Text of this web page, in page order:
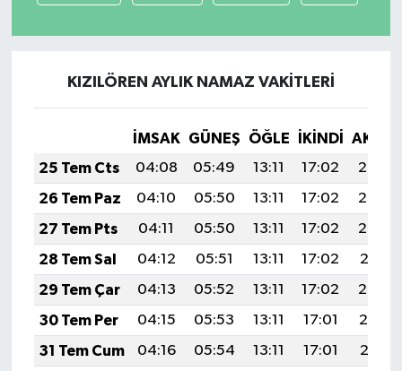
KIZILÖREN AYLIK NAMAZ VAKITLERI
İMSAK GÜNEŞ ÖĞLE İKINDI
25 Tem Cts
04:08 05:49 13:11 17:02
20:23
26 Tem Paz
04:10 05:50 13:11 17:02
20:22
27 Tem Pts
04:11 05:50 13:11 17:02
20:22
28 Tem Sal
04:12 05:51 13:11 17:02
20:21
29 Tem Çar
04:13 05:52 13:11 17:02
20:20
30 Tem Per
04:15 05:53 13:11 17:01
20:19
31 Tem Cum
04:16 05:54 13:11 17:01
20:18